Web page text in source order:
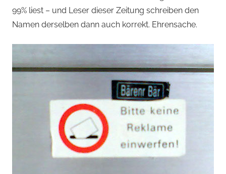
99% liest – und Leser dieser Zeitung schreiben den
Namen derselben dann auch korrekt. Ehrensache.